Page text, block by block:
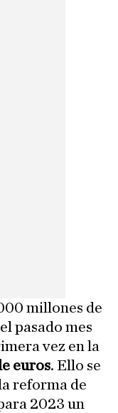
millones de
pasado mes
vez en la
euros. Ello se
reforma de
2023 un